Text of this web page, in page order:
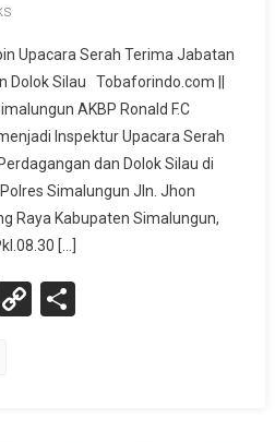
Upacara Serah Terima Jabatan
Dolok Silau Tobaforindo.com ||
AKBP Ronald F.C
Inspektur Upacara Serah
dan Dolok Silau di
Simalungun Jln. Jhon
Raya Kabupaten Simalungun,
[…]
CopyShare